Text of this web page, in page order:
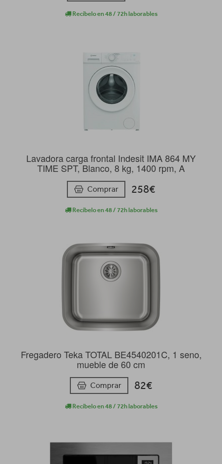
Recíbelo en 48 / 72h laborables
Lavadora carga frontal Indesit IMA 864 MY
TIME SPT, Blanco, 8 kg, 1400 rpm, A
Comprar 258€
Recíbelo en 48 / 72h laborables
Fregadero Teka TOTAL BE4540201C, 1 seno,
mueble de 60 cm
Comprar 82€
Recíbelo en 48 / 72h laborables